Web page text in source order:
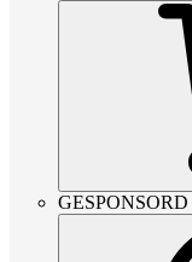
GESPONSORD